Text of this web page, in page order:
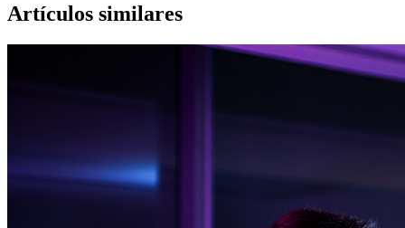
Artículos similares